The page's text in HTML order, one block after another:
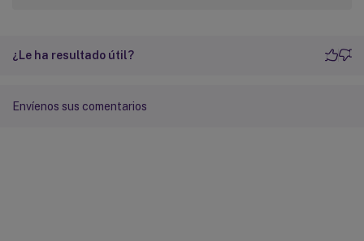
¿Le ha resultado útil?
Envíenos sus comentarios